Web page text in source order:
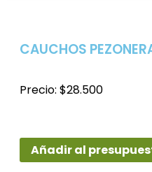
CAUCHOS
Precio: $28.500
Añadir al